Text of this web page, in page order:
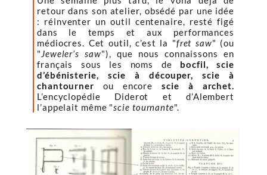
retour dans son atelier, obsédé par une idée
: réinventer un outil centenaire, resté figé
dans le temps et aux performances
médiocres. Cet outil, c’est la "fret saw" (ou
"Jeweler’s saw"), que nous connaissons en
français sous les noms de bocfil, scie
d’ébénisterie, scie à découper, scie à
chantourner ou encorescie à archet.
L’encyclopédie Diderot et d’Alembert
l’appelait même "scie tournante".